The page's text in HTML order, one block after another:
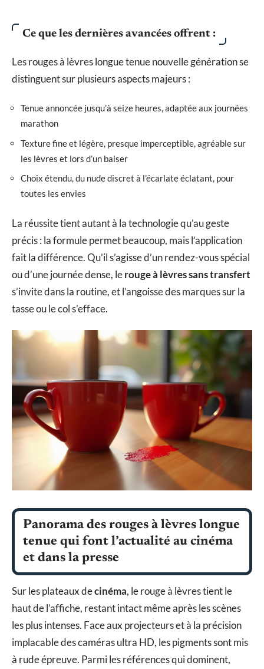
Ce que les dernières avancées offrent :
Les rouges à lèvres longue tenue nouvelle génération se
distinguent sur plusieurs aspects majeurs :
Tenue annoncée jusqu’à seize heures, adaptée aux journées
marathon
Texture fine et légère, presque imperceptible, agréable sur
les lèvres et lors d’un baiser
Choix étendu, du nude discret à l’écarlate éclatant, pour
toutes les envies
La réussite tient autant à la technologie qu’au geste
précis : la formule permet beaucoup, mais l’application
fait la différence. Qu’il s’agisse d’un rendez-vous spécial
ou d’une journée dense, lerouge à lèvres sans transfert
s’invite dans la routine, et l’angoisse des marques sur la
tasse ou le col s’efface.
Panorama des rouges à lèvres longue
tenue qui font l’actualité au cinéma
et dans la presse
Sur les plateaux decinéma, le rouge à lèvres tient le
haut de l’affiche, restant intact même après les scènes
les plus intenses. Face aux projecteurs et à la précision
implacable des caméras ultra HD, les pigments sont mis
à rude épreuve. Parmi les références qui dominent,